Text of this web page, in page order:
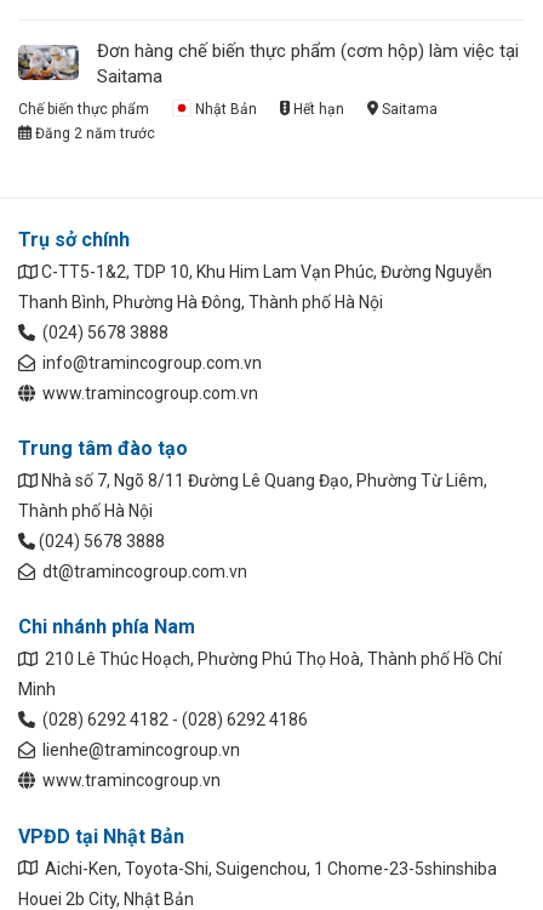
Đơn hàng chế biến thực phẩm (cơm hộp) làm việc tại
Saitama
Chế biến thực phẩm Nhật Bản Hết hạn
Saitama
Đăng 2 năm trước
Trụ sở chính
C-TT5-1&2, TDP 10, Khu Him Lam Vạn Phúc, Đường Nguyễn
Thanh Bình, Phường Hà Đông, Thành phố Hà Nội
(024) 5678 3888
info@tramincogroup.com.vn
www.tramincogroup.com.vn
Trung tâm đào tạo
Nhà số 7, Ngõ 8/11 Đường Lê Quang Đạo, Phường Từ Liêm,
Thành phố Hà Nội
(024) 5678 3888
dt@tramincogroup.com.vn
Chi nhánh phía Nam
210 Lê Thúc Hoạch, Phường Phú Thọ Hoà, Thành phố Hồ Chí
Minh
(028) 6292 4182 - (028) 6292 4186
lienhe@tramincogroup.vn
www.tramincogroup.vn
VPĐD tại Nhật Bản
Aichi-Ken, Toyota-Shi, Suigenchou, 1 Chome-23-5shinshiba
Houei 2b City, Nhật Bản